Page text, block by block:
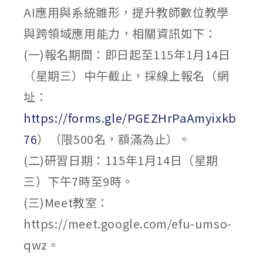
AI應用與系統雛形，提升教師數位教學
與跨領域應用能力，相關資訊如下：
(一)報名期間：即日起至115年1月14日
（星期三）中午截止，採線上報名（網
址：
https://forms.gle/PGEZHrPaAmyixkb
76）（限500名，額滿為止）。
(二)研習日期：115年1月14日（星期
三）下午7時至9時。
(三)Meet教室：
https://meet.google.com/efu-umso-
qwz。